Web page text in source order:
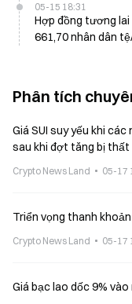
05-15 18:31
Hợp đồng tương
661,70 nhân dân
Phân tích
Giá SUI suy yếu khi
sau khi đợt tăng bị thất
Crypto News Land 05-17
Triển vọng thanh
Crypto News Land 05-17
Giá bạc lao dốc 9%